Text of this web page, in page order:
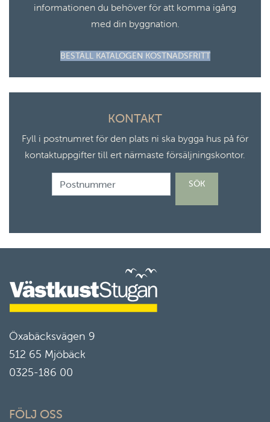
informationen du behöver för att komma igång
med din byggnation.
BESTÄLL KATALOGEN KOSTNADSFRITT
KONTAKT
Fyll i postnumret för den plats ni ska bygga hus på för
kontaktuppgifter till ert närmaste försäljningskontor.
”Postnummer” SÖK
Öxabäcksvägen 9
512 65 Mjöbäck
0325-186 00
FÖLJ OSS